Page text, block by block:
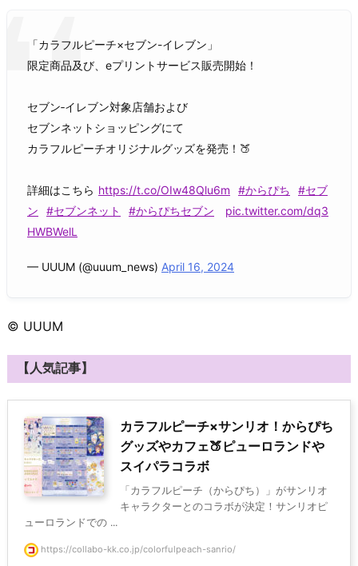
「カラフルピーチ×セブン-イレブン」
限定商品及び、eプリントサービス販売開始！
セブン‐イレブン対象店舗および
セブンネットショッピングにて
カラフルピーチオリジナルグッズを発売！🍑
詳細はこちら https://t.co/OIw48Qlu6m #からぴち
#セブ
ン
#セブンネット #からぴちセブン
pic.twitter.com/dq3
HWBWelL
— UUUM (@uuum_news) April 16, 2024
© UUUM
【人気記事】
カラフルピーチ×サンリオ！からぴち
グッズやカフェ🍑ピューロランドや
スイパラコラボ
「カラフルピーチ（からぴち）」がサンリオ
キャラクターとのコラボが決定！サンリオピ
ューロランドでの ...
https://collabo-kk.co.jp/colorfulpeach-sanrio/